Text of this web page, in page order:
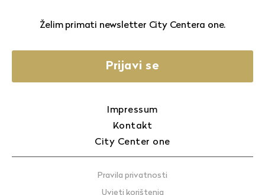
Želim primati newsletter City Centera one.
Prijavi se
Impressum
Kontakt
City Center one
Pravila privatnosti
Uvjeti korištenja